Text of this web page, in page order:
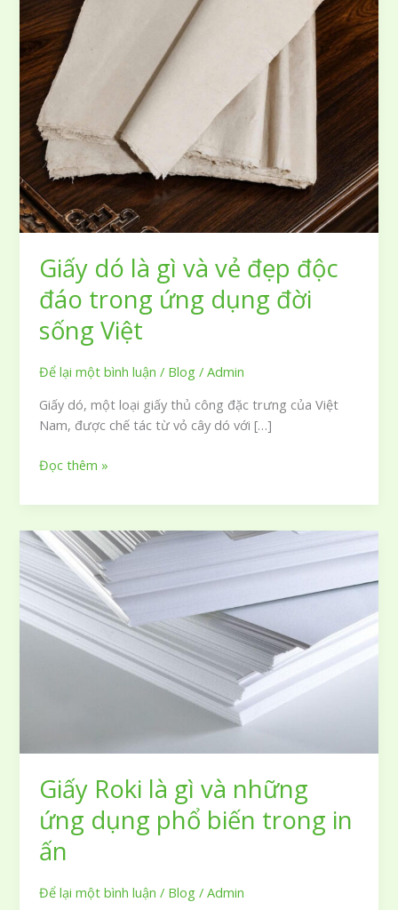
Giấy dó là gì và vẻ đẹp độc
đáo trong ứng dụng đời
sống Việt
Để lại một bình luận / Blog /Admin
Giấy dó, một loại giấy thủ công đặc trưng của Việt
Nam, được chế tác từ vỏ cây dó với […]
Giấy
là
và
đẹp
độc
đáo
trong
Việt
Đọc thêm »
Giấy Roki là gì và những
ứng dụng phổ biến trong in
ấn
Để lại một bình luận / Blog /Admin